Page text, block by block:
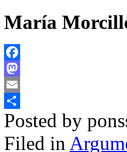
María
Facebook
Mastodon
Email
Compartir
Posted by
Filed in